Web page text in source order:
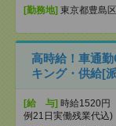
[勤務地] 東京都豊島
高時給！車通
キング・供給[
[給 与] 時給1520円
例21日実働残業代込)